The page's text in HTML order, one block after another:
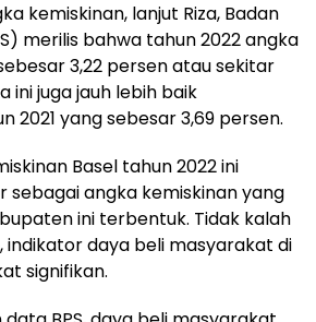
kemiskinan, lanjut Riza, Badan
merilis bahwa tahun 2022 angka
3,22 persen atau sekitar
ini juga jauh lebih baik
2021 yang sebesar 3,69 persen.
Basel tahun 2022 ini
sebagai angka kemiskinan yang
ini terbentuk. Tidak kalah
daya beli masyarakat di
signifikan.